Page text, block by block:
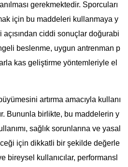
gerekmektedir. Sporcuları
için bu maddeleri kullanmaya y
ciddi sonuçlar doğurabi
beslenme, uygun antrenman p
kas geliştirme yöntemleriyle el
artırma amacıyla kullanı
Bununla birlikte, bu maddelerin y
sağlık sorunlarına ve yasal
için dikkatli bir şekilde değerle
bireysel kullanıcılar, performansl